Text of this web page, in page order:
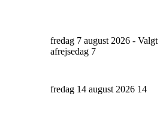
fredag 7 august 2026 - Valgt
afrejsedag 7
fredag 14 august 2026 14